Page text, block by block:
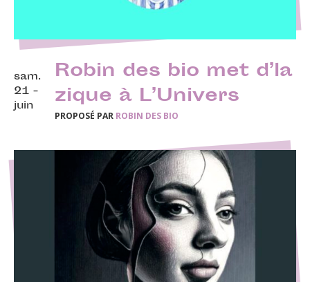
sam.
21 -
juin
Robin des bio met d’la
zique à L’Univers
PROPOSÉ PAR ROBIN DES BIO